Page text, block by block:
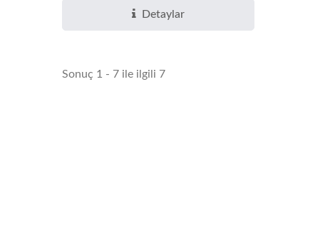
Detaylar
Sonuç 1 - 7 ile ilgili 7